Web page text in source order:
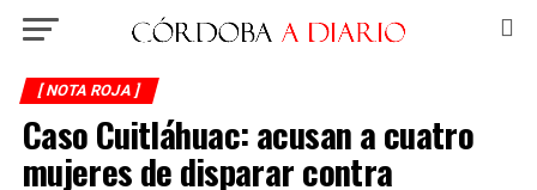
[ NOTA ROJA ]
Caso Cuitláhuac: acusan a cuatro
mujeres de disparar contra